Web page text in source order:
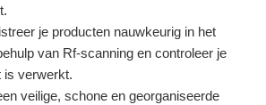
je producten nauwkeurig in het
van Rf-scanning en controleer je
is verwerkt.
veilige, schone en georganiseerde